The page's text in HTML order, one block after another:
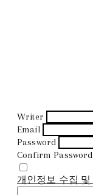
Writer
Email
Password
Confirm Password
개인정보 수집 및